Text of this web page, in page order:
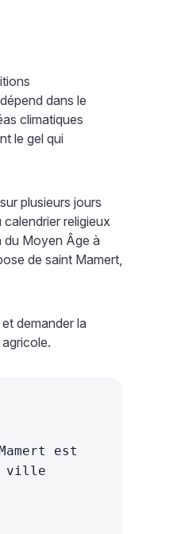
dans le
climatiques
le gel qui
plusieurs jours
religieux
du Moyen Âge à
de saint Mamert,
demander la
est
ville